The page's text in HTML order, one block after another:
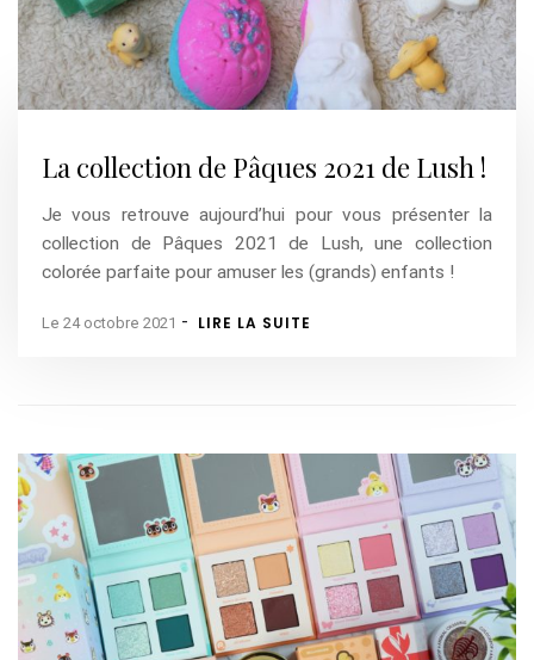
La collection de Pâques 2021 de Lush !
Je vous retrouve aujourd’hui pour vous présenter la
collection de Pâques 2021 de Lush, une collection
colorée parfaite pour amuser les (grands) enfants !
Le 24 octobre 2021 - LIRE LA SUITE